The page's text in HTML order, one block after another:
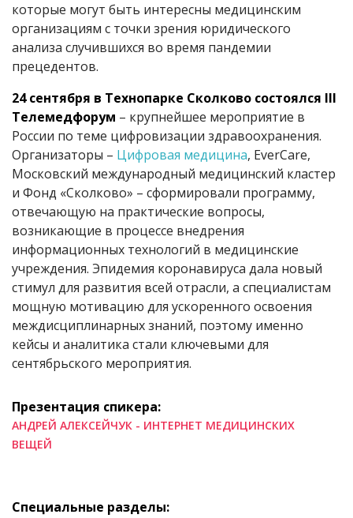
которые могут быть интересны медицинским
организациям с точки зрения юридического
анализа случившихся во время пандемии
прецедентов.
24 сентября в Технопарке Сколково состоялся III
Телемедфорум – крупнейшее мероприятие в
России по теме цифровизации здравоохранения.
Организаторы – Цифровая медицина, EverCare,
Московский международный медицинский кластер
и Фонд «Сколково» – сформировали программу,
отвечающую на практические вопросы,
возникающие в процессе внедрения
информационных технологий в медицинские
учреждения. Эпидемия коронавируса дала новый
стимул для развития всей отрасли, а специалистам
мощную мотивацию для ускоренного освоения
междисциплинарных знаний, поэтому именно
кейсы и аналитика стали ключевыми для
сентябрьского мероприятия.
Презентация спикера:
АНДРЕЙ АЛЕКСЕЙЧУК - ИНТЕРНЕТ МЕДИЦИНСКИХ
ВЕЩЕЙ
Специальные разделы: